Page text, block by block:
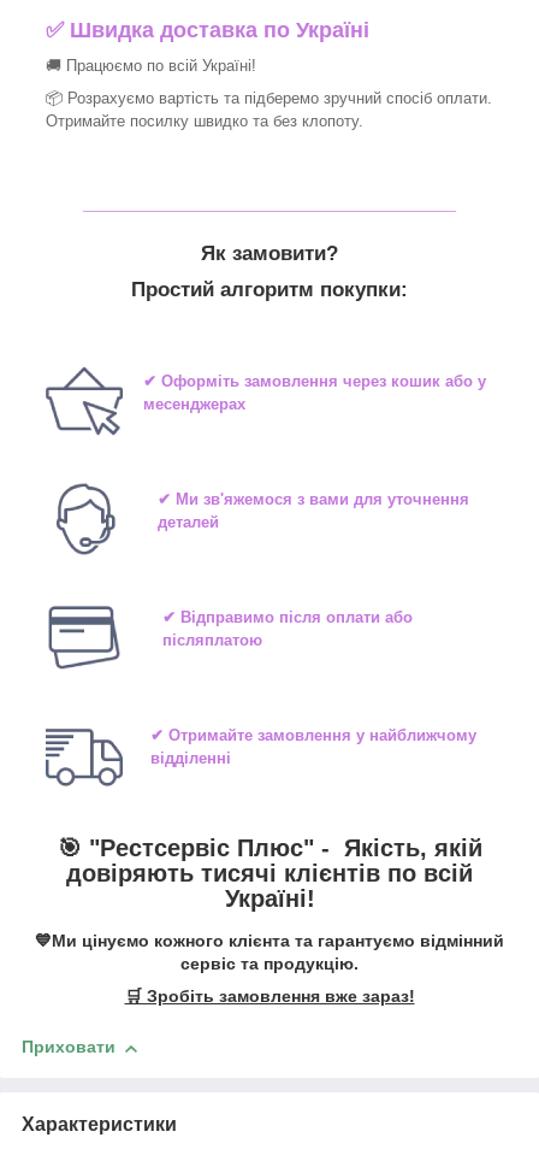
✅Швидка доставка по Україні
🚚 Працюємо по всій Україні!
📦 Розрахуємо вартість та підберемо зручний спосіб оплати.
Отримайте посилку швидко та без клопоту.
Як замовити?
Простий алгоритм покупки:
✔ Оформіть замовлення через кошик або у
месенджерах
✔ Ми зв'яжемося з вами для уточнення
деталей
✔ Відправимо після оплати або
післяплатою
✔ Отримайте замовлення у найближчому
відділенні
🎯 "Рестсервіс Плюс" - Якість, якій
довіряють тисячі клієнтів по всій
Україні!
💙Ми цінуємо кожного клієнта та гарантуємо відмінний
сервіс та продукцію.
🛒 Зробіть замовлення вже зараз!
Приховати
Характеристики